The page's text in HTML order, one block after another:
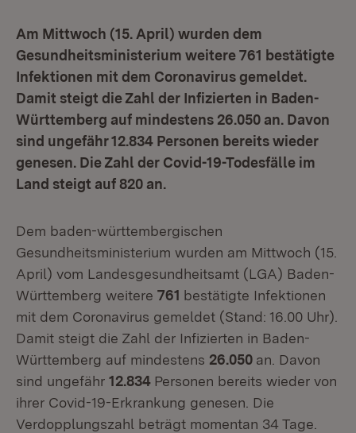
Am Mittwoch (15. April) wurden dem
Gesundheitsministerium weitere 761 bestätigte
Infektionen mit dem Coronavirus gemeldet.
Damit steigt die Zahl der Infizierten in Baden-
Württemberg auf mindestens 26.050 an. Davon
sind ungefähr 12.834 Personen bereits wieder
genesen. Die Zahl der Covid-19-Todesfälle im
Land steigt auf 820 an.
Dem baden-württembergischen
Gesundheitsministerium wurden am Mittwoch (15.
April) vom Landesgesundheitsamt (LGA) Baden-
Württemberg weitere 761 bestätigte Infektionen
mit dem Coronavirus gemeldet (Stand: 16.00 Uhr).
Damit steigt die Zahl der Infizierten in Baden-
Württemberg auf mindestens 26.050 an. Davon
sind ungefähr 12.834 Personen bereits wieder von
ihrer Covid-19-Erkrankung genesen. Die
Verdopplungszahl beträgt momentan 34 Tage.